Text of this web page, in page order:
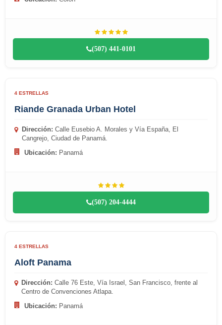
(507) 441-0101
4 ESTRELLAS
Riande Granada Urban Hotel
Dirección: Calle Eusebio A. Morales y Vía España, El
Cangrejo, Ciudad de Panamá.
Ubicación: Panamá
(507) 204-4444
4 ESTRELLAS
Aloft Panama
Dirección: Calle 76 Este, Vía Israel, San Francisco, frente al
Centro de Convenciones Atlapa.
Ubicación: Panamá